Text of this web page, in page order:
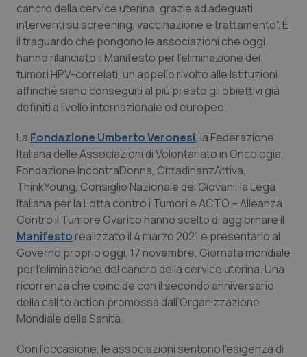
Emilia-Romagna
Friuli Venezia Giulia
Lazio
Lombardia
Marche
Molise
Piemonte
Provincia Autonoma di Bolzano
Colesterolo & coronaropatie
Dermatite Atopica
Diabete & glucometri
Dolore
Donna & Salute
Epatiti
HIV
Infezioni & Febbre
cancro della cervice uterina, grazie ad adeguati
interventi su screening, vaccinazione e trattamento”. È
il traguardo che pongono le associazioni che oggi
hanno rilanciato il Manifesto per l’eliminazione dei
tumori HPV-correlati, un appello rivolto alle Istituzioni
affinché siano conseguiti al più presto gli obiettivi già
definiti a livello internazionale ed europeo.
La Fondazione Umberto Veronesi, la Federazione
Italiana delle Associazioni di Volontariato in Oncologia,
Fondazione IncontraDonna, CittadinanzAttiva,
ThinkYoung, Consiglio Nazionale dei Giovani, la Lega
Italiana per la Lotta contro i Tumori e ACTO – Alleanza
Contro il Tumore Ovarico hanno scelto di aggiornare il
Manifesto realizzato il 4 marzo 2021 e presentarlo al
Governo proprio oggi, 17 novembre, Giornata mondiale
per l’eliminazione del cancro della cervice uterina. Una
ricorrenza che coincide con il secondo anniversario
della call to action promossa dall’Organizzazione
Mondiale della Sanità.
Con l’occasione, le associazioni sentono l’esigenza di